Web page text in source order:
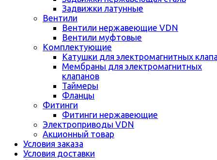
Задвижки латунные
Вентили
Вентили нержавеющие VDN
Вентили муфтовые
Комплектующие
Катушки для электромагнитных
Мембраны для электромагнитных
клапанов
Таймеры
Фланцы
Фитинги
Фитинги нержавеющие
Электроприводы VDN
Акционный товар
Условия заказа
Условия доставки